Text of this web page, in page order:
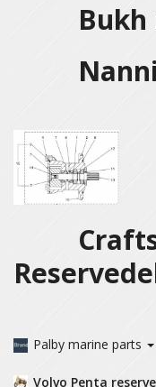
Bukh
Palby marine parts
Volvo Penta